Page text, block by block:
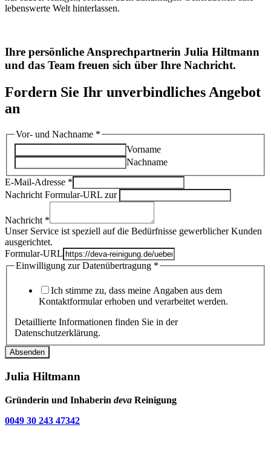
lebenswerte Welt hinterlassen.
​Ihre persönliche Ansprechpartnerin Julia Hiltmann
und das Team freuen sich über Ihre Nachricht.
Fordern Sie Ihr unverbindliches Angebot
an
Vor- und Nachname *
Vorname
Nachname
E-Mail-Adresse *
Nachricht Formular-URL zur
Nachricht *
Unser Service ist speziell auf die Bedürfnisse gewerblicher Kunden
ausgerichtet.
Formular-URL
Einwilligung zur Datenübertragung *
Ich stimme zu, dass meine Angaben aus dem
Kontaktformular erhoben und verarbeitet werden.
Detaillierte Informationen finden Sie in der
Datenschutzerklärung.
Absenden
Julia Hiltmann
Gründerin und Inhaberin deva Reinigung
0049 30 243 47342